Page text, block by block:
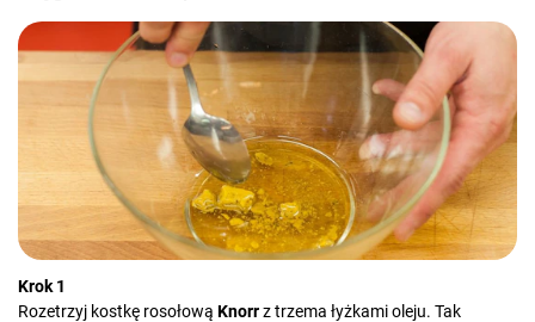
Krok 1
Rozetrzyj kostkę rosołową Knorrz trzema łyżkami oleju. Tak